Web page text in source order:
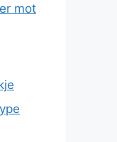
mot